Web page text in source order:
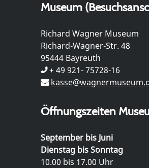
Museum
Richard Wagner Museum
Richard-Wagner-Str. 48
95444 Bayreuth
+ 49 921- 75728-16
Öffnungszeiten
September bis Juni
Dienstag bis Sonntag
10.00 bis 17.00 Uhr